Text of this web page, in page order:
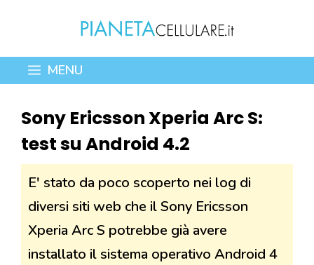
contenuto
MENU
Sony Ericsson Xperia Arc S:
test su Android 4.2
E' stato da poco scoperto nei log di
diversi siti web che il Sony Ericsson
Xperia Arc S potrebbe già avere
installato il sistema operativo Android 4